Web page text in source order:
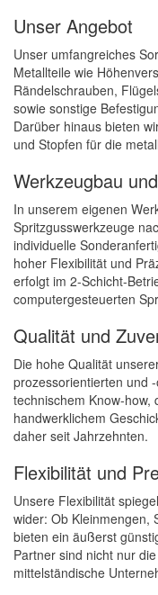
Unser Angebot
Unser umfangreiches
Metallteile wie
Rändelschrauben,
sowie sonstige
Darüber hinaus bieten
und Stopfen für die
Werkzeugbau
In unserem eigenen
Spritzgusswerkzeuge
individuelle
hoher Flexibilität und
erfolgt im 2-Schicht-
computergesteuerten
Qualität und
Die hohe Qualität
prozessorientierten und
technischem Know-how,
handwerklichem
daher seit Jahrzehnten.
Flexibilität und
Unsere Flexibilität
wider: Ob Kleinmengen,
bieten ein äußerst
Partner sind nicht nur
mittelständische